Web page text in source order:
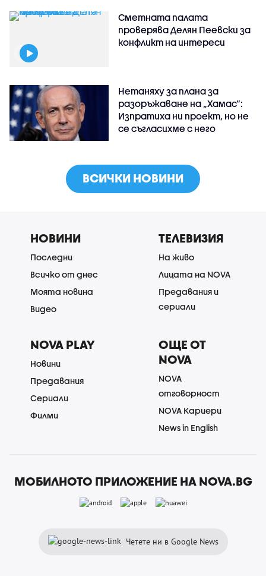
Сметната палата
проверява Делян Пеевски за
конфликт на интереси
Нетаняху за плана за
разоръжаване на „Хамас“:
Изпратиха ни проект, но не
се съгласихме с него
ВСИЧКИ НОВИНИ
НОВИНИ
Последни
Всичко от днес
Моята новина
Видео
ТЕЛЕВИЗИЯ
На живо
Лицата на NOVA
Предавания и
сериали
NOVA PLAY
Новини
Предавания
Сериали
Филми
ОЩЕ ОТ
NOVA
NOVA
отговорност
NOVA Кариери
News in English
МОБИЛНОТО ПРИЛОЖЕНИЕ НА NOVA.BG
Четете ни в Google News